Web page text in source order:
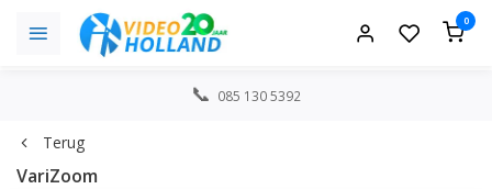
0
085 130 5392
Terug
VariZoom